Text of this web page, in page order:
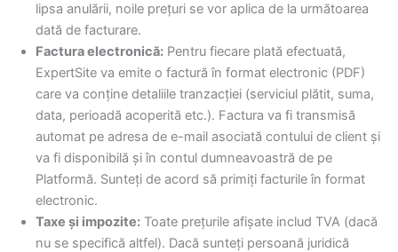
lipsa anulării, noile prețuri se vor aplica de la următoarea
dată de facturare.
Factura electronică: Pentru fiecare plată efectuată,
ExpertSite va emite o factură în format electronic (PDF)
care va conține detaliile tranzacției (serviciul plătit, suma,
data, perioadă acoperită etc.). Factura va fi transmisă
automat pe adresa de e-mail asociată contului de client și
va fi disponibilă și în contul dumneavoastră de pe
Platformă. Sunteți de acord să primiți facturile în format
electronic.
Taxe și impozite: Toate prețurile afișate includ TVA (dacă
nu se specifică altfel). Dacă sunteți persoană juridică